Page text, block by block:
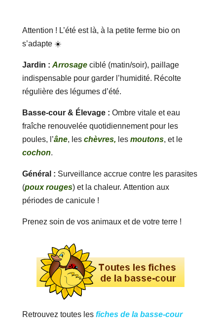
Attention ! L’été est là, à la petite ferme bio on
s’adapte ☀️
Jardin : Arrosageciblé (matin/soir), paillage
indispensable pour garder l’humidité. Récolte
régulière des légumes d’été.
Basse-cour & Élevage : Ombre vitale et eau
fraîche renouvelée quotidiennement pour les
poules, l’âne, les chèvres, les moutons, et le
cochon.
Général : Surveillance accrue contre les parasites
(poux rouges) et la chaleur. Attention aux
périodes de canicule !
Prenez soin de vos animaux et de votre terre !
Retrouvez toutes les fiches de la basse-cour